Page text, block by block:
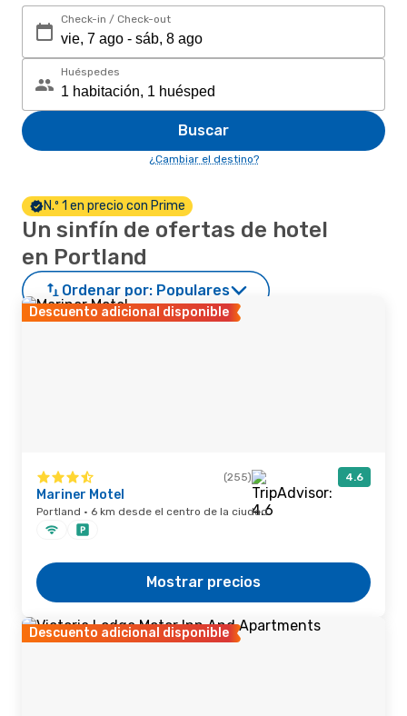
Check-in / Check-out
Huéspedes
Buscar
¿Cambiar el destino?
N.º 1 en precio con Prime
Un sinfín de ofertas de hotel
en Portland
Ordenar por: Populares
Descuento adicional disponible
(255) 4.6
Mariner Motel
Portland · 6 km desde el centro de la ciudad
Mostrar precios
Descuento adicional disponible